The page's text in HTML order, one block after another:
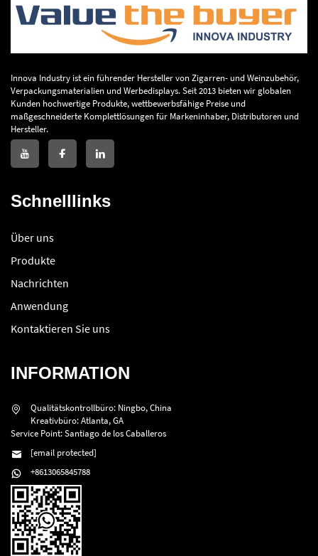
Innova Industry ist ein führender Hersteller von Zigarren- und Weinzubehör,
Verpackungsmaterialien und Werbedisplays. Seit 2013 bieten wir globalen
Kunden hochwertige Produkte, wettbewerbsfähige Preise und
maßgeschneiderte Komplettlösungen für Markeninhaber, Distributoren und
Hersteller.
Schnelllinks
Über uns
Produkte
Nachrichten
Anwendung
Kontaktieren Sie uns
INFORMATION
Qualitätskontrollbüro: Ningbo, China
Kreativbüro: Atlanta, GA
Service Point: Santiago de los Caballeros
[email protected]
+8613065845788